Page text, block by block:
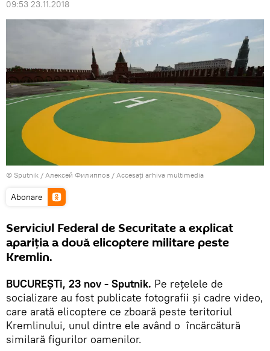
09:53 23.11.2018
© Sputnik / Алексей Филиппов / Accesați arhiva multimedia
Abonare
Serviciul Federal de Securitate a explicat
apariția a două elicoptere militare peste
Kremlin.
BUCUREȘTi, 23 nov - Sputnik. Pe rețelele de
socializare au fost publicate fotografii și cadre video,
care arată elicoptere ce zboară peste teritoriul
Kremlinului, unul dintre ele având o încărcătură
similară figurilor oamenilor.